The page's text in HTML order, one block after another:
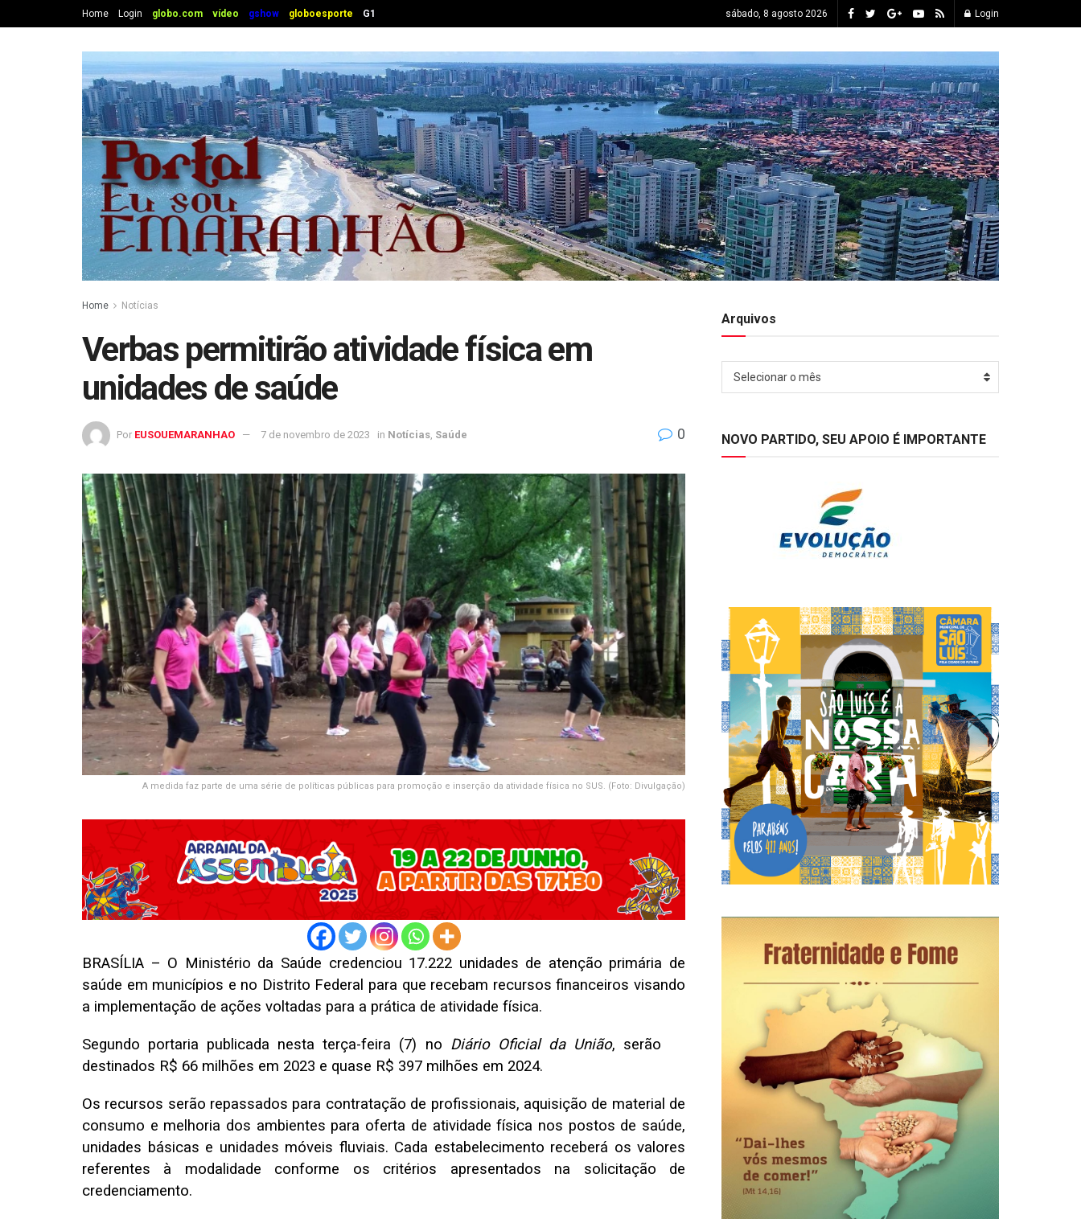
Home Login globo.com vídeo gshow globoesporte G1 sábado, 8 agosto 2026 Login
Home Notícias
Verbas permitirão atividade física em
unidades de saúde
Por EUSOUEMARANHAO 7 de novembro de 2023 in Notícias Saúde 0
A medida faz parte de uma série de políticas públicas para promoção e inserção da atividade física no SUS. (Foto: Divulgação)
BRASÍLIA – O Ministério da Saúde credenciou 17.222 unidades de atenção primária de
saúde em municípios e no Distrito Federal para que recebam recursos financeiros visando
a implementação de ações voltadas para a prática de atividade física.
Segundo portaria publicada nesta terça-feira (7) no Diário Oficial da União, serão
destinados R$ 66 milhões em 2023 e quase R$ 397 milhões em 2024.
Os recursos serão repassados para contratação de profissionais, aquisição de material de
consumo e melhoria dos ambientes para oferta de atividade física nos postos de saúde,
unidades básicas e unidades móveis fluviais. Cada estabelecimento receberá os valores
referentes à modalidade conforme os critérios apresentados na solicitação de
credenciamento.
Arquivos
Selecionar o mês
NOVO PARTIDO, SEU APOIO É IMPORTANTE